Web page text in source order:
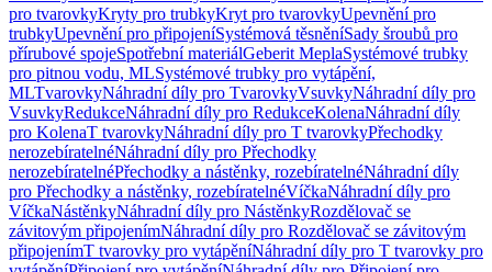
pro tvarovkyKryty pro trubkyKryt pro tvarovkyUpevnění pro
trubkyUpevnění pro připojeníSystémová těsněníSady šroubů pro
přírubové spojeSpotřební materiálGeberit MeplaSystémové trubky
pro pitnou vodu, MLSystémové trubky pro vytápění,
MLTvarovkyNáhradní díly pro TvarovkyVsuvkyNáhradní díly pro
VsuvkyRedukceNáhradní díly pro RedukceKolenaNáhradní díly
pro KolenaT tvarovkyNáhradní díly pro T tvarovkyPřechodky
nerozebíratelnéNáhradní díly pro Přechodky
nerozebíratelnéPřechodky a nástěnky, rozebíratelnéNáhradní díly
pro Přechodky a nástěnky, rozebíratelnéVíčkaNáhradní díly pro
VíčkaNástěnkyNáhradní díly pro NástěnkyRozdělovač se
závitovým připojenímNáhradní díly pro Rozdělovač se závitovým
připojenímT tvarovky pro vytápěníNáhradní díly pro T tvarovky pro